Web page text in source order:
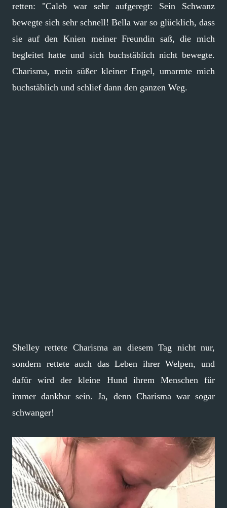
retten: "Caleb war sehr aufgeregt: Sein Schwanz
bewegte sich sehr schnell! Bella war so glücklich, dass
sie auf den Knien meiner Freundin saß, die mich
begleitet hatte und sich buchstäblich nicht bewegte.
Charisma, mein süßer kleiner Engel, umarmte mich
buchstäblich und schlief dann den ganzen Weg.
Shelley rettete Charisma an diesem Tag nicht nur,
sondern rettete auch das Leben ihrer Welpen, und
dafür wird der kleine Hund ihrem Menschen für
immer dankbar sein. Ja, denn Charisma war sogar
schwanger!